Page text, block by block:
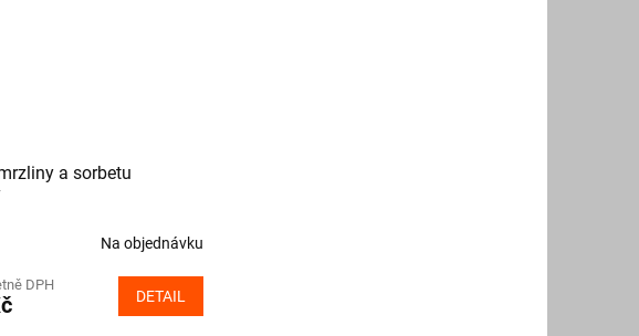
a sorbetu
Na objednávku
DPH
DETAIL